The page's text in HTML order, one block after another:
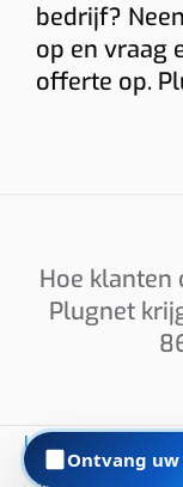
bedrijf?
op en vraag
offerte op.
Ontvang
Foto’s
Ik ga akkoord dat
aanvraag.
Prijzen zijn
situatie. Offerte =
Hoe klanten
Plugnet
LAADPALEN